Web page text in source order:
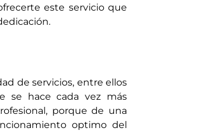
este servicio que
de servicios, entre ellos
se hace cada vez más
porque de una
optimo del